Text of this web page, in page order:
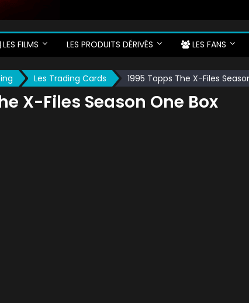
LES FILMS LES PRODUITS DÉRIVÉS LES FANS
Les Trading Cards 1995 Topps The X-Files
X-Files Season One Box